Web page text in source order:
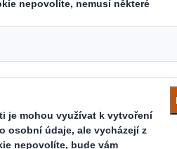
standardů v
práci i ochrany
těchto oblastech
dlouhodobých